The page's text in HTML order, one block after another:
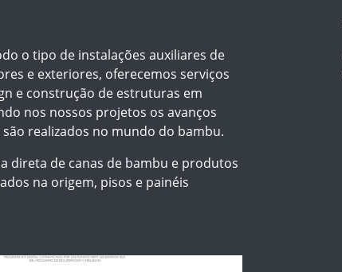
o tipo de instalações auxiliares de
e exteriores, oferecemos serviços
e construção de estruturas em
nos nossos projetos os avanços
realizados no mundo do bambu.
direta de canas de bambu e produtos
na origem, pisos e painéis